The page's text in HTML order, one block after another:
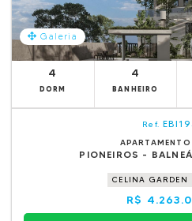
Galeria
4
DORM
4
BANHEIRO
Ref.
PIONEIROS -
CELINA GARDEN
R$